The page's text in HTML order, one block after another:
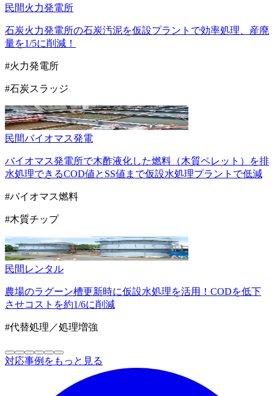
民間火力発電所
石炭火力発電所の石炭汚泥を仮設プラントで効率処理、産廃
量を1/5に削減！
#火力発電所
#石炭スラッジ
民間バイオマス発電
バイオマス発電所で木酢液化した燃料（木質ペレット）を排
水処理できるCOD値とSS値まで仮設水処理プラントで低減
#バイオマス燃料
#木質チップ
民間 レンタル
農場のラグーン槽更新時に仮設水処理を活用！CODを低下
させコストを約1/6に削減
#代替処理／処理増強
対応事例をもっと見る